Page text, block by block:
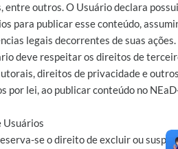
entre outros. O Usuário declara
para publicar esse conteúdo,
legais decorrentes de suas ações.
deve respeitar os direitos de
direitos de privacidade e
por lei, ao publicar conteúdo no
Usuários
se o direito de excluir ou